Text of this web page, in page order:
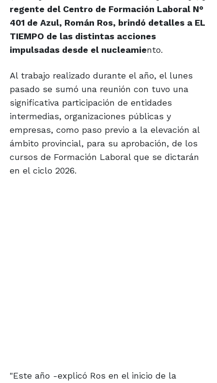
regente del Centro de Formación Laboral N°
401 de Azul, Román Ros, brindó detalles a EL
TIEMPO de las distintas acciones
impulsadas desde el nucleamiento.
Al trabajo realizado durante el año, el lunes
pasado se sumó una reunión con tuvo una
significativa participación de entidades
intermedias, organizaciones públicas y
empresas, como paso previo a la elevación al
ámbito provincial, para su aprobación, de los
cursos de Formación Laboral que se dictarán
en el ciclo 2026.
"Este año -explicó Ros en el inicio de la